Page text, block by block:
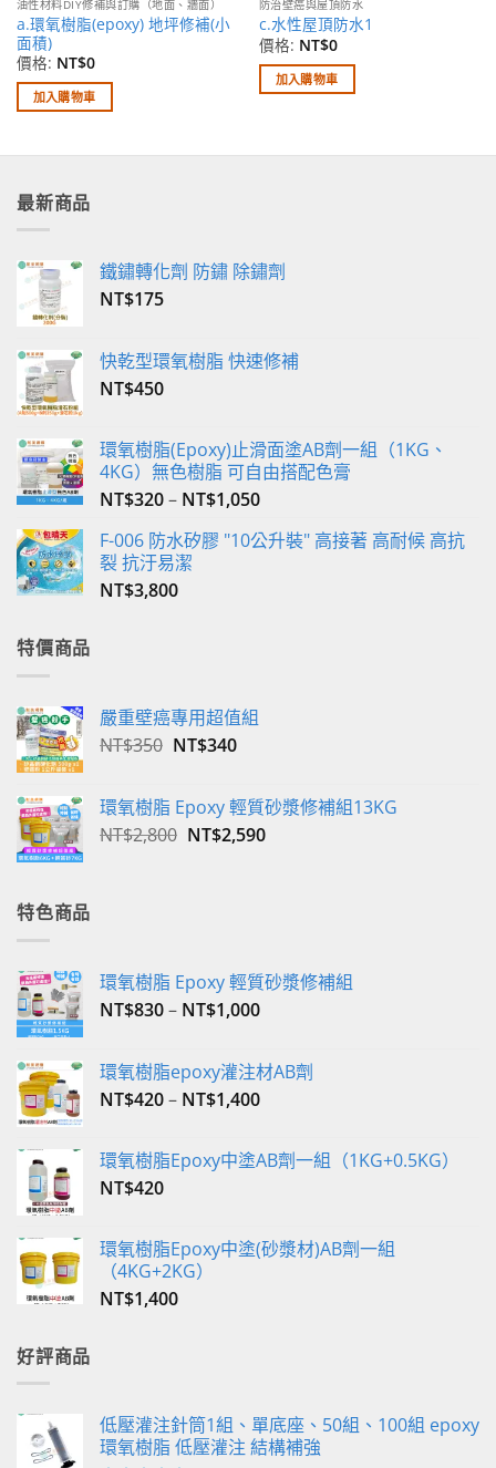
油性材料DIY修補與訂購（地面、牆面）
a.環氧樹脂(epoxy) 地坪修補(小
面積)
價格: NT$0
加入購物車
防治壁癌與屋頂防水
c.水性屋頂防水1
價格: NT$0
加入購物車
最新商品
鐵鏽轉化劑 防鏽 除鏽劑
NT$175
快乾型環氧樹脂 快速修補
NT$450
環氧樹脂(Epoxy)止滑面塗AB劑一組（1KG、
4KG）無色樹脂 可自由搭配色膏
NT$320– NT$1,050
F-006 防水矽膠 "10公升裝" 高接著 高耐候 高抗
裂 抗汙易潔
NT$3,800
特價商品
嚴重壁癌專用超值組
NT$350 原
格：
NT$350。
NT$340目
格：
NT$340。
環氧樹脂 Epoxy 輕質砂漿修補組13KG
NT$2,800 原
NT$2,590目
特色商品
環氧樹脂 Epoxy 輕質砂漿修補組
NT$830– NT$1,000
環氧樹脂epoxy灌注材AB劑
NT$420– NT$1,400
環氧樹脂Epoxy中塗AB劑一組（1KG+0.5KG）
NT$420
環氧樹脂Epoxy中塗(砂漿材)AB劑一組
（4KG+2KG）
NT$1,400
好評商品
低壓灌注針筒1組、單底座、50組、100組 epoxy
環氧樹脂 低壓灌注 結構補強